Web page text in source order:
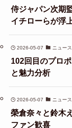
侍ジャパン次期
イチローらが浮
2026-05-07 ニュース
102回目のプロ
と魅力分析
2026-05-07 ニュース
榮倉奈々と鈴木
ファン歓喜